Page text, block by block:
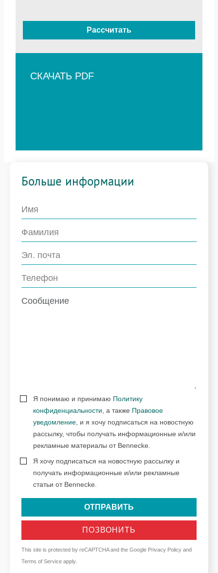
Рассчитать
СКАЧАТЬ PDF
Больше информации
Я понимаю и принимаю Политику
конфиденциальности , а также Правовое
уведомление , и я хочу подписаться на новостную
рассылку, чтобы получать информационные и/или
рекламные материалы от Bennecke.
Я хочу подписаться на новостную рассылку и
получать информационные и/или рекламные
статьи от Bennecke.
ОТПРАВИТЬ
ПОЗВОНИТЬ
This site is protected by reCAPTCHA and the Google Privacy Policy and
Terms of Service apply.